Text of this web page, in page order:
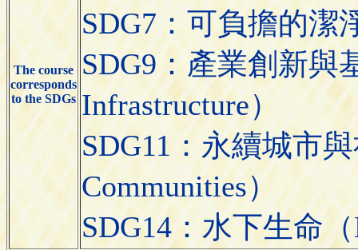
The course
corresponds
to the SDGs
SDG7：可負擔的潔
SDG9：產業創新與
Infrastructure）
SDG11：永續城市
Communities）
SDG14：水下生命